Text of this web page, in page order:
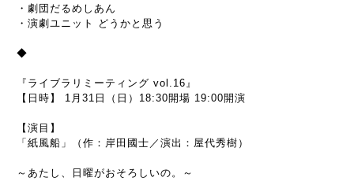
・劇団だるめしあん
・演劇ユニット どうかと思う
◆
『ライブラリミーティング vol.16』
【日時】 1月31日（日）18:30開場 19:00開演
【演目】
「紙風船」（作：岸田國士／演出：屋代秀樹）
～あたし、日曜がおそろしいの。～